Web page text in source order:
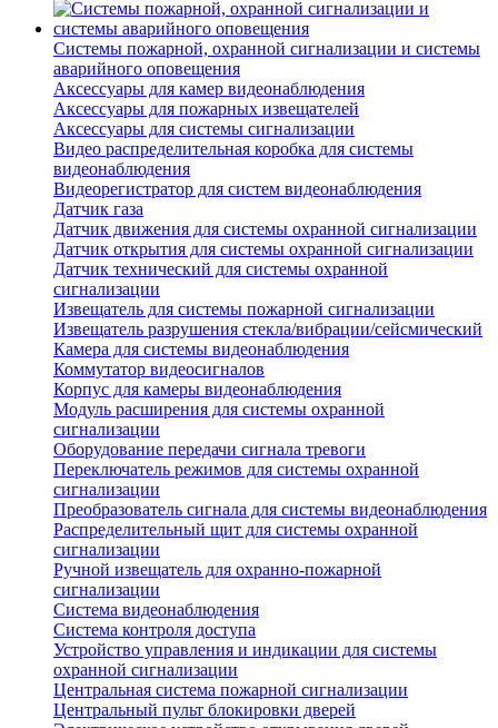
Системы пожарной, охранной сигнализации и системы
аварийного оповещения
Аксессуары для камер видеонаблюдения
Аксессуары для пожарных извещателей
Аксессуары для системы сигнализации
Видео распределительная коробка для системы
видеонаблюдения
Видеорегистратор для систем видеонаблюдения
Датчик газа
Датчик движения для системы охранной сигнализации
Датчик открытия для системы охранной сигнализации
Датчик технический для системы охранной
сигнализации
Извещатель для системы пожарной сигнализации
Извещатель разрушения стекла/вибрации/сейсмический
Камера для системы видеонаблюдения
Коммутатор видеосигналов
Корпус для камеры видеонаблюдения
Модуль расширения для системы охранной
сигнализации
Оборудование передачи сигнала тревоги
Переключатель режимов для системы охранной
сигнализации
Преобразователь сигнала для системы видеонаблюдения
Распределительный щит для системы охранной
сигнализации
Ручной извещатель для охранно-пожарной
сигнализации
Система видеонаблюдения
Система контроля доступа
Устройство управления и индикации для системы
охранной сигнализации
Центральная система пожарной сигнализации
Центральный пульт блокировки дверей